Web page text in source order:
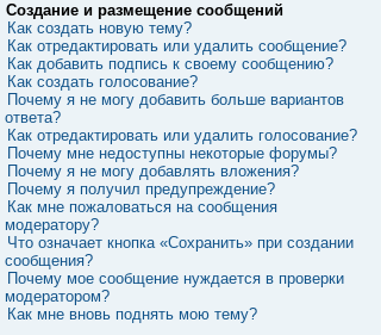
Создание и размещение сообщений
Как создать новую тему?
Как отредактировать или удалить сообщение?
Как добавить подпись к своему сообщению?
Как создать голосование?
Почему я не могу добавить больше вариантов
ответа?
Как отредактировать или удалить голосование?
Почему мне недоступны некоторые форумы?
Почему я не могу добавлять вложения?
Почему я получил предупреждение?
Как мне пожаловаться на сообщения
модератору?
Что означает кнопка «Сохранить» при создании
сообщения?
Почему мое сообщение нуждается в проверки
модератором?
Как мне вновь поднять мою тему?